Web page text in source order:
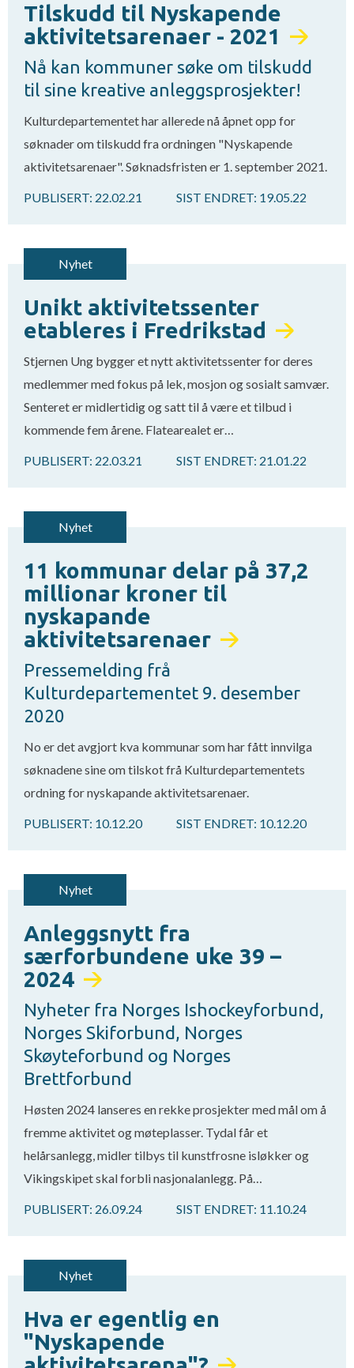
Tilskudd til Nyskapende
aktivitetsarenaer - 2021
Nå kan kommuner søke om tilskudd
til sine kreative anleggsprosjekter!
Kulturdepartementet har allerede nå åpnet opp for
søknader om tilskudd fra ordningen "Nyskapende
aktivitetsarenaer". Søknadsfristen er 1. september 2021.
PUBLISERT: 22.02.21 SIST ENDRET: 19.05.22
Nyhet
Unikt aktivitetssenter
etableres i Fredrikstad
Stjernen Ung bygger et nytt aktivitetssenter for deres
medlemmer med fokus på lek, mosjon og sosialt samvær.
Senteret er midlertidig og satt til å være et tilbud i
kommende fem årene. Flatearealet er…
PUBLISERT: 22.03.21 SIST ENDRET: 21.01.22
Nyhet
11 kommunar delar på 37,2
millionar kroner til
nyskapande
aktivitetsarenaer
Pressemelding frå
Kulturdepartementet 9. desember
2020
No er det avgjort kva kommunar som har fått innvilga
søknadene sine om tilskot frå Kulturdepartementets
ordning for nyskapande aktivitetsarenaer.
PUBLISERT: 10.12.20 SIST ENDRET: 10.12.20
Nyhet
Anleggsnytt fra
særforbundene uke 39 –
2024
Nyheter fra Norges Ishockeyforbund,
Norges Skiforbund, Norges
Skøyteforbund og Norges
Brettforbund
Høsten 2024 lanseres en rekke prosjekter med mål om å
fremme aktivitet og møteplasser. Tydal får et
helårsanlegg, midler tilbys til kunstfrosne isløkker og
Vikingskipet skal forbli nasjonalanlegg. På…
PUBLISERT: 26.09.24 SIST ENDRET: 11.10.24
Nyhet
Hva er egentlig en
"Nyskapende